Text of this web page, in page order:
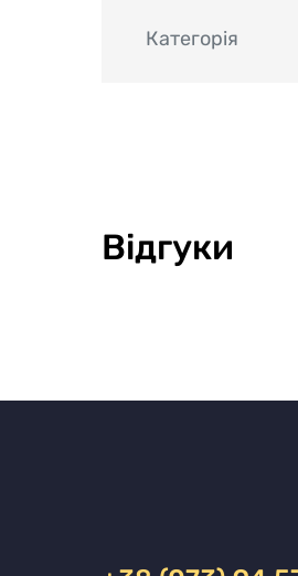
Категорія
Відгуки